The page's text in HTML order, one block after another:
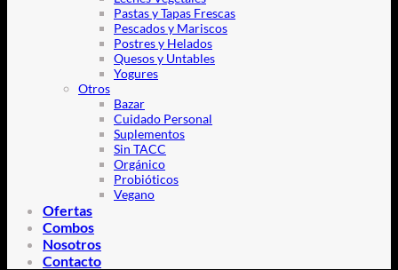
Pastas y Tapas Frescas
Pescados y Mariscos
Postres y Helados
Quesos y Untables
Yogures
Otros
Bazar
Cuidado Personal
Suplementos
Sin TACC
Orgánico
Probióticos
Vegano
Ofertas
Combos
Nosotros
Contacto